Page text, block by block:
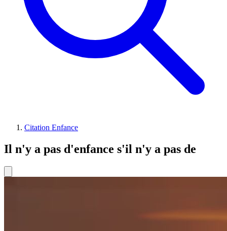
Citation Enfance
Il n'y a pas d'enfance s'il n'y a pas de